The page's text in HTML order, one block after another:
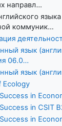
направл...
коммуник...
язык
06.0...
язык
Ecology
in
in CSIT
in